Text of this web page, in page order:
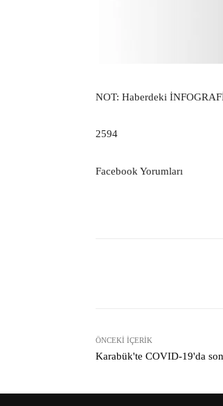
NOT: Haberdeki
2594
Facebook Yorumları
ÖNCEKI İÇERIK
Karabük'te COVID-19'da